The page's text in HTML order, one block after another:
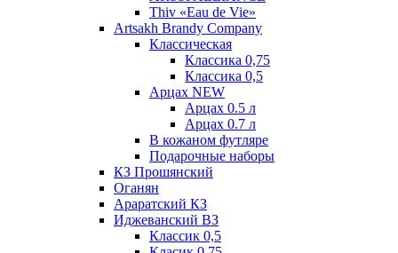
Thiv «Eau de Vie»
Artsakh Brandy Company
Классическая
Классика 0,75
Классика 0,5
Арцах NEW
Арцах 0.5 л
Арцах 0.7 л
В кожаном футляре
Подарочные наборы
КЗ Прошянский
Оганян
Араратский КЗ
Иджеванский ВЗ
Классик 0,5